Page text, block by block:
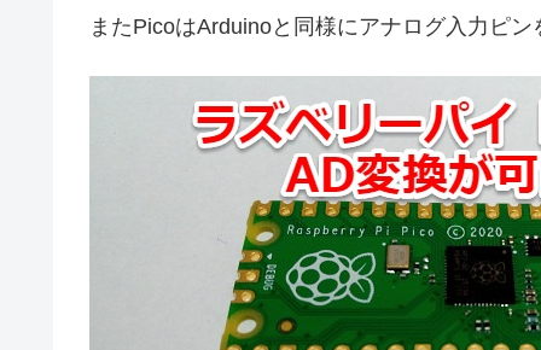
またPicoはArduinoと同様にアナログ入力ピ